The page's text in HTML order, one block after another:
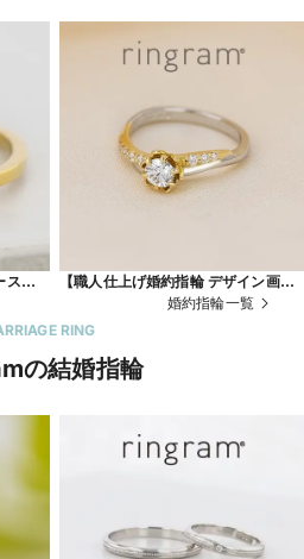
】う
【職人仕上げ婚約指輪 デザイン画コ
ス】YG×PTコンビ婚約指輪一覧
RING
の結婚指輪